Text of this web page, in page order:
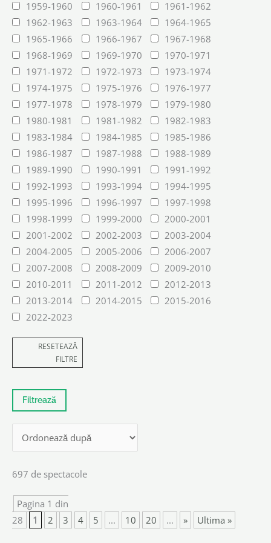
1959-1960
1960-1961
1961-1962
1962-1963
1963-1964
1964-1965
1965-1966
1966-1967
1967-1968
1968-1969
1969-1970
1970-1971
1971-1972
1972-1973
1973-1974
1974-1975
1975-1976
1976-1977
1977-1978
1978-1979
1979-1980
1980-1981
1981-1982
1982-1983
1983-1984
1984-1985
1985-1986
1986-1987
1987-1988
1988-1989
1989-1990
1990-1991
1991-1992
1992-1993
1993-1994
1994-1995
1995-1996
1996-1997
1997-1998
1998-1999
1999-2000
2000-2001
2001-2002
2002-2003
2003-2004
2004-2005
2005-2006
2006-2007
2007-2008
2008-2009
2009-2010
2010-2011
2011-2012
2012-2013
2013-2014
2014-2015
2015-2016
2022-2023
RESETEAZĂ
FILTRE
697 de spectacole
Pagina 1 din
28
1 2 3 4 5 ... 10 20 ... » Ultima »